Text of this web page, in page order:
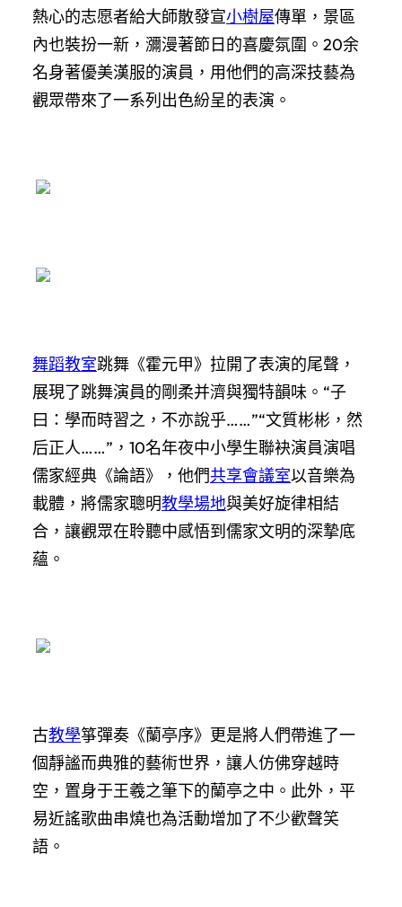
熱心的志愿者給大師散發宣小樹屋傳單，景區
內也裝扮一新，瀰漫著節日的喜慶氛圍。20余
名身著優美漢服的演員，用他們的高深技藝為
觀眾帶來了一系列出色紛呈的表演。
舞蹈教室跳舞《霍元甲》拉開了表演的尾聲，
展現了跳舞演員的剛柔并濟與獨特韻味。“子
曰：學而時習之，不亦說乎……”“文質彬彬，然
后正人……”，10名年夜中小學生聯袂演員演唱
儒家經典《論語》，他們共享會議室以音樂為
載體，將儒家聰明教學場地與美好旋律相結
合，讓觀眾在聆聽中感悟到儒家文明的深摯底
蘊。
古教學箏彈奏《蘭亭序》更是將人們帶進了一
個靜謐而典雅的藝術世界，讓人仿佛穿越時
空，置身于王羲之筆下的蘭亭之中。此外，平
易近謠歌曲串燒也為活動增加了不少歡聲笑
語。